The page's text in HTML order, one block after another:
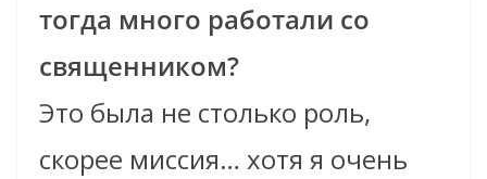
тогда много работали со
священником?
Это была не столько роль,
скорее миссия… хотя я очень